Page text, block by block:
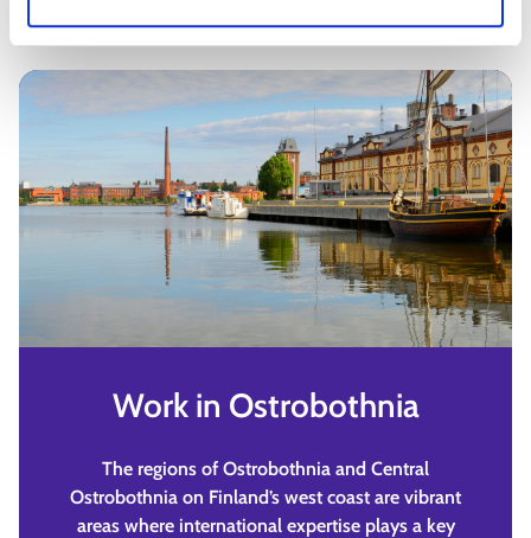
Work in Ostrobothnia
The regions of Ostrobothnia and Central
Ostrobothnia on Finland’s west coast are vibrant
areas where international expertise plays a key